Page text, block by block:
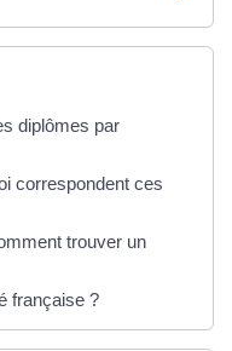
diplômes par
correspondent ces
trouver un
française ?